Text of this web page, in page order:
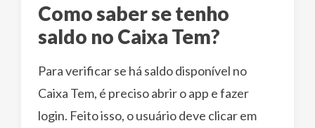
Como saber se tenho
saldo no Caixa Tem?
Para verificar se há saldo disponível no
Caixa Tem, é preciso abrir o app e fazer
login. Feito isso, o usuário deve clicar em